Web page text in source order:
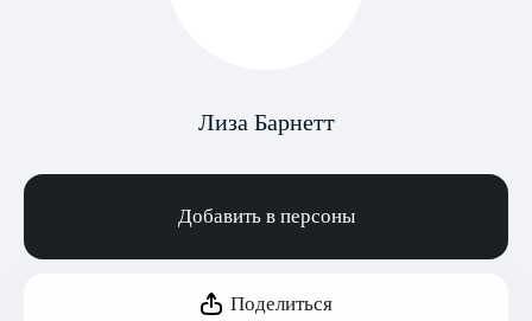
Лиза Барнетт
Добавить в персоны
Поделиться